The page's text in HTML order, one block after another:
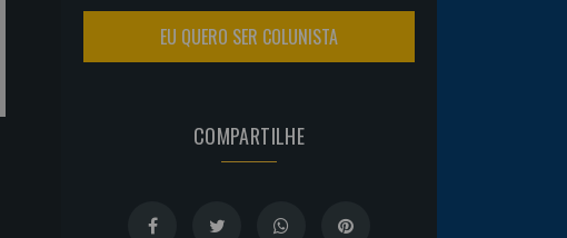
EU QUERO SER COLUNISTA
COMPARTILHE